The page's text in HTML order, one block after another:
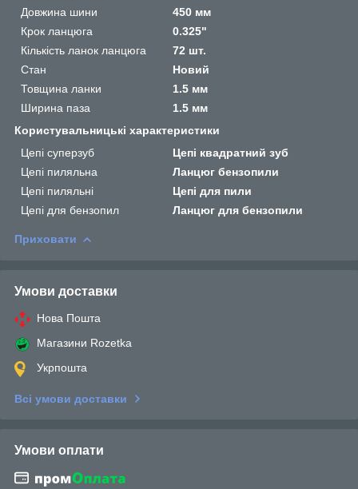
Довжина шини
450 мм
Крок ланцюга
0.325"
Кількість ланок ланцюга
72 шт.
Стан
Новий
Товщина ланки
1.5 мм
Ширина паза
1.5 мм
Користувальницькі характеристики
Цепі суперзуб
Цепі квадратний зуб
Цепі пиляльна
Ланцюг бензопили
Цепі пиляльні
Цепі для пили
Цепі для бензопил
Ланцюг для бензопили
Приховати
Умови доставки
Нова Пошта
Магазини Rozetka
Укрпошта
Всі умови доставки
Умови оплати